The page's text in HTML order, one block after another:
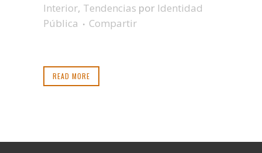
Interior, Tendencias por Identidad
Pública
Compartir
READ MORE